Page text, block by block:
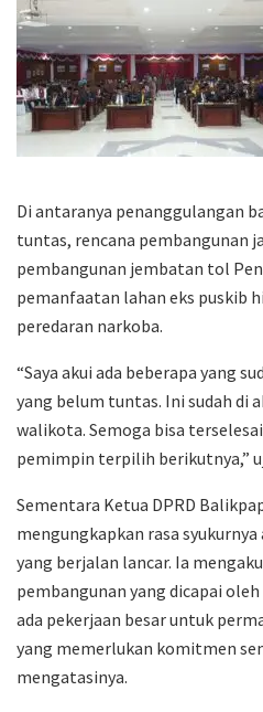
Di antaranya penanggulangan
tuntas, rencana pembangunan
pembangunan jembatan tol
pemanfaatan lahan eks puskib
peredaran narkoba.
“Saya akui ada beberapa yang
yang belum tuntas. Ini sudah di
walikota. Semoga bisa
pemimpin terpilih berikutnya,”
Sementara Ketua DPRD
mengungkapkan rasa
yang berjalan lancar. Ia
pembangunan yang dicapai
ada pekerjaan besar untuk
yang memerlukan komitmen
mengatasinya.